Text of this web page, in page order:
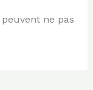
ne pas